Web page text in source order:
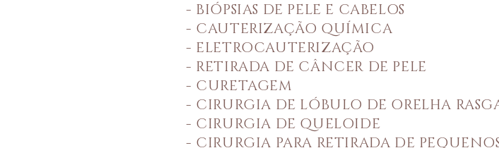
- BIÓPSIAS DE PELE E CABELOS
- CAUTERIZAÇÃO QUÍMICA
- ELETROCAUTERIZAÇÃO
- RETIRADA DE CÂNCER DE PELE
- CURETAGEM
- CIRURGIA DE LÓBULO DE ORELHA
- CIRURGIA DE QUELOIDE
- CIRURGIA PARA RETIRADA DE